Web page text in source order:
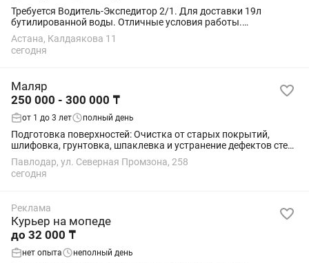
Требуется Водитель-Экспедитор 2/1. Для доставки 19л
бутилированной воды. Отличные условия работы.
Предоставляется-Автомобиль Минивэн механика.
Заработная плата от т - График работы 6/1.
Астана, Калдаякова 11
сегодня
Маляр
250 000 - 300 000 ₸
от 1 до 3 лет полный день
Подготовка поверхностей: Очистка от старых покрытий,
шлифовка, грунтовка, шпаклевка и устранение дефектов стен
и потолков.Работа с материалами: Умение правильно
выбирать, отмерять, смешивать...
Павлодар, ул. Северная Промзона, 258
сегодня
Реклама
Курьер на мопеде
до 32 000 ₸
нет опыта неполный день